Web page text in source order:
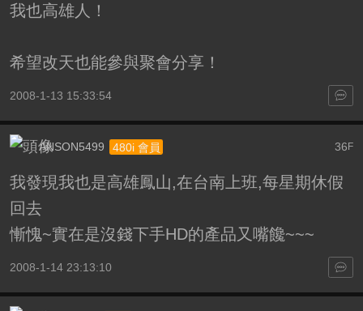
我也高雄人！
希望改天也能參與聚會分享！
2008-1-13 15:33:54
36 F
ANSON5499 480i 會員
我發現我也是高雄鳳山,在台南上班,每星期休假
回去
慚愧~實在是沒錢下手HD的產品又嘴饞~~~
2008-1-14 23:13:10